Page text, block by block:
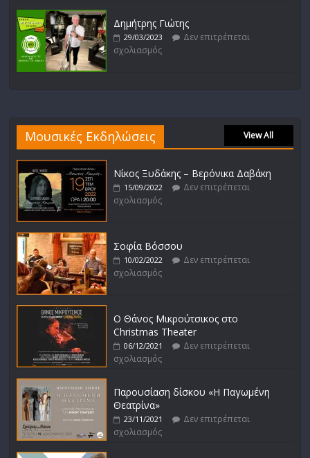
Δημήτρης Γιώτης
29/03/2023
Δεν επιτρέπεται
σχολιασμός
Μουσικές Εκδηλώσεις View All
Νίκος Ξυδάκης – Βερόνικα Δαβάκη
15/09/2022
Δεν επιτρέπεται
σχολιασμός
Σοφία Βόσσου
10/02/2022
Δεν επιτρέπεται
σχολιασμός
Ο Θάνος Μικρούτσικος στο
Christmas Theater
06/12/2021
Δεν επιτρέπεται
σχολιασμός
Παρουσίαση δίσκου «Η Παγωμένη
Θεατρίνα»
23/11/2021
Δεν επιτρέπεται
σχολιασμός